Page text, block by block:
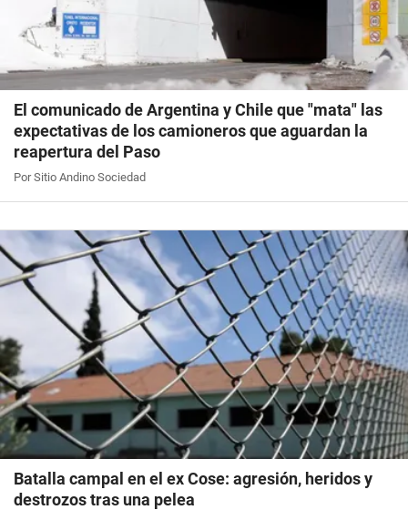
El comunicado de Argentina y Chile que "mata" las
expectativas de los camioneros que aguardan la
reapertura del Paso
Por Sitio Andino Sociedad
Batalla campal en el ex Cose: agresión, heridos y
destrozos tras una pelea